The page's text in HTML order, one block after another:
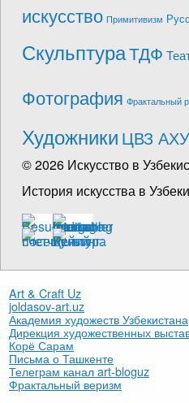
искусство Примитивизм
СкульптураТДФ
Фотография Фрактальный
Художники ЦВЗ
© 2026 Искусство в
История искусства в
Art & Craft Uz
joldasov-art.uz
Академия художеств Узбекистана
Дирекция художественных
Корё Сарам
Письма о Ташкенте
Телеграм канал art-bloguz
Фрактальный веризм